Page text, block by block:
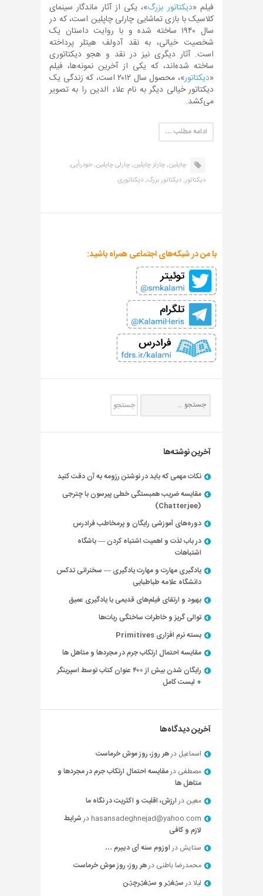
فیلم «دیکتاتور بزرگ»، یکی از آثار ماندگار سینمای
کلاسیک با بازی تماشایی چارلی چاپلین است، که در
سال ۱۹۴۰ ساخته شده و با روایت داستان یک
شخصیت خیالی، به نقد آدولف هیتلر پرداخته
است. آثار دیگری نیز در نقد و هجو دیکتاتوری
ساخته شده‌اند، که یکی از آخرین نمونه‌ها، فیلم
«دیکتاتور
»، محصول سال ۲۰۱۲ است، که زندگی یک
دیکتاتور خیالی دیگر به نام علاء الدین را به تصویر
می‌کشد.
ادامه مطلب …
چاپلین,چارلز چاپلین,چارلی چاپلین,خودرأیی,
دیکتاتور,دیکتاتور بزرگ,دیکتاتوری
با من در شبکه‌های اجتماعی همراه باشید:
آخرین نوشته‌ها
نکات مهمی که باید در نوشتن رزومه به آن دقت کنید
مقایسه ضریب همبستگی خطی پیرسون با چترجی
(Chatterjee)
دوره‌های آموزشی رایگان و پرمخاطب فرادرس
در باب لذت و اهمیت اشتباه کردن — باشگاه
اشتباهات
یادگیری مهارت و مهارت یادگیری — سخنرانی تدکس
دانشگاه علامه طباطبایی
بهبود و ارتقای فیلم‌های قدیمی با یادگیری عمیق
توالی گریز و خاطرات ساختگی ربات‌ها
بسته نرم افزاری Primitives
مقایسه احتمال ارتکاب جرم در مجردها و متاهل ها
رایگان شدن بیش از ۴۰۰ عنوان کتاب توسط اسپرینگر
+ لیست کامل
آخرین دیدگاه‌ها
اسماعیل درهر روز، روز موش خرماست
مصطفی درمقایسه احتمال ارتکاب جرم در مجردها و
متاهل ها
معین درارزش، اقلیت و اکثریت در نگاه ما
hasansadeghnejad@yahoo.com درشرایط
لازم و کافی
ستایش دراوزوم سنه آی دییرم …
محمدرضا باطنی درهر روز، روز موش خرماست
لیلادرسؽغؽر و سؽغؽرچؽن